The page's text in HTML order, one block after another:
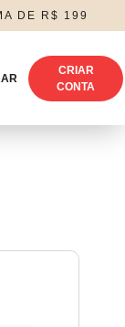
DE R$ 199
CRIAR
CONTA